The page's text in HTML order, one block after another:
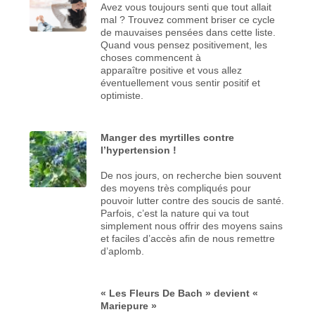
Avez vous toujours senti que tout allait
mal ? Trouvez comment briser ce cycle
de mauvaises pensées dans cette liste.
Quand vous pensez positivement, les
choses commencent à
apparaître positive et vous allez
éventuellement vous sentir positif et
optimiste.
Manger des myrtilles contre
l’hypertension !
De nos jours, on recherche bien souvent
des moyens très compliqués pour
pouvoir lutter contre des soucis de santé.
Parfois, c’est la nature qui va tout
simplement nous offrir des moyens sains
et faciles d’accès afin de nous remettre
d’aplomb.
« Les Fleurs De Bach » devient «
Mariepure »